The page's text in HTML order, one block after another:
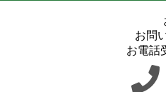
お問
お電話